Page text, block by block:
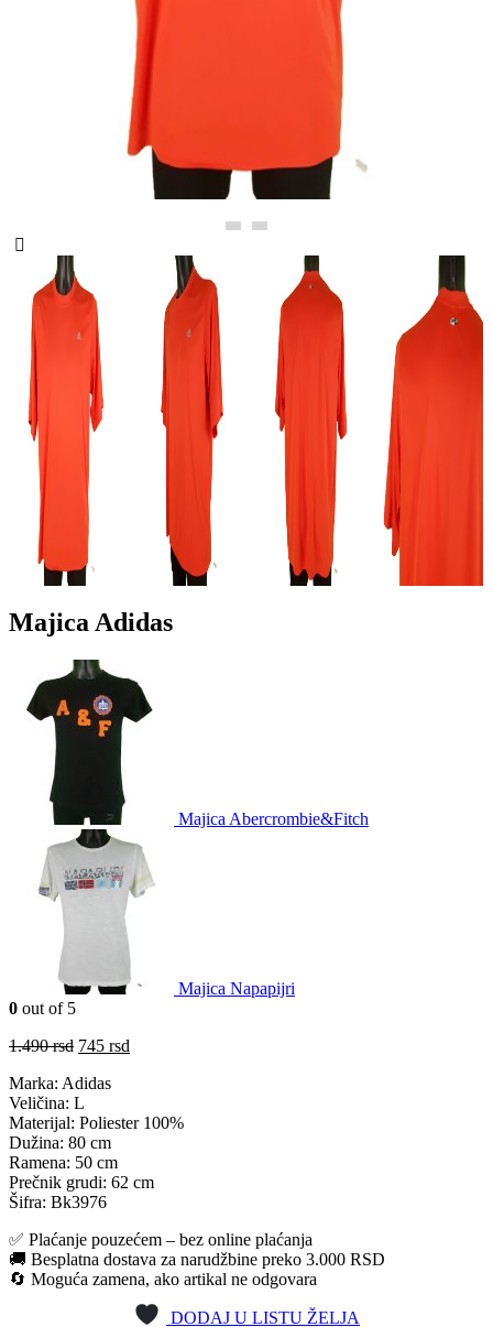
Majica Adidas
Majica Abercrombie&Fitch
Majica Napapijri
0 out of 5
1.490rsd Originalna
je
bila:
1.490 rsd.
745 rsd
Marka: Adidas
Veličina: L
Materijal: Poliester 100%
Dužina: 80 cm
Ramena: 50 cm
Prečnik grudi: 62 cm
Šifra: Bk3976
✅ Plaćanje pouzećem – bez online plaćanja
🚚 Besplatna dostava za narudžbine preko 3.000 RSD
🔄 Moguća zamena, ako artikal ne odgovara
DODAJ U LISTU ŽELJA